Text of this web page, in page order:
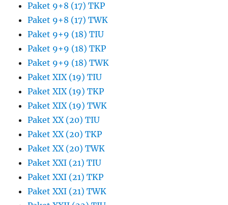
Paket 9+8 (17) TKP
Paket 9+8 (17) TWK
Paket 9+9 (18) TIU
Paket 9+9 (18) TKP
Paket 9+9 (18) TWK
Paket XIX (19) TIU
Paket XIX (19) TKP
Paket XIX (19) TWK
Paket XX (20) TIU
Paket XX (20) TKP
Paket XX (20) TWK
Paket XXI (21) TIU
Paket XXI (21) TKP
Paket XXI (21) TWK